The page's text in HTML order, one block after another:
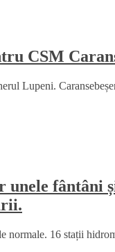
CSM
Lupeni.
fântâni
normale. 16 stații